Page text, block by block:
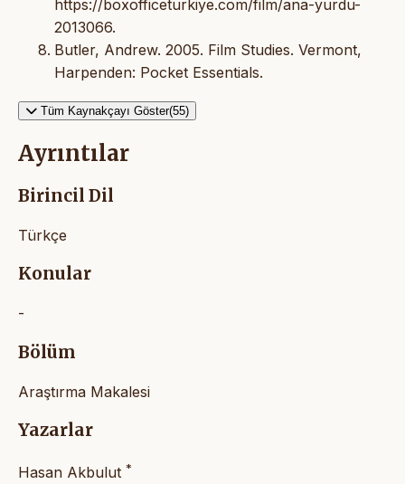
https://boxofficeturkiye.com/film/ana-yurdu-
2013066.
Butler, Andrew. 2005. Film Studies. Vermont,
Harpenden: Pocket Essentials.
Tüm Kaynakçayı Göster(55)
Ayrıntılar
Birincil Dil
Türkçe
Konular
-
Bölüm
Araştırma Makalesi
Yazarlar
Hasan Akbulut *